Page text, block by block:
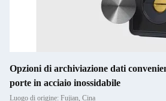
Opzioni di archiviazione dati
porte in acciaio inossidabile
Luogo di origine: Fujian, Cina